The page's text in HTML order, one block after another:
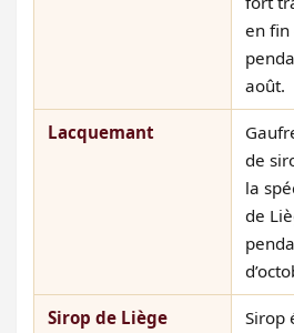
en fin
août.
Lacquemant
de
la
de
Sirop de Liège
Sirop